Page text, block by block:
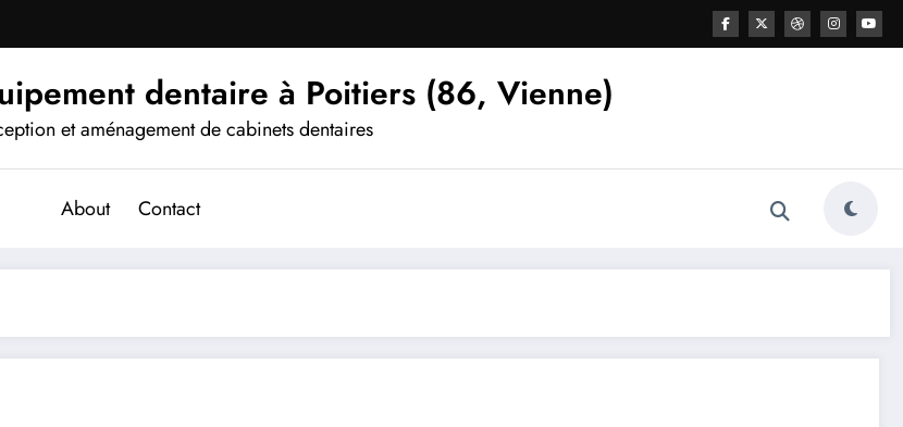
dentaire à Poitiers (86, Vienne)
et aménagement de cabinets dentaires
About Contact